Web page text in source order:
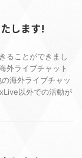
します!
ることができまし
外ライブチャット
海外ライブチャッ
以外での活動が